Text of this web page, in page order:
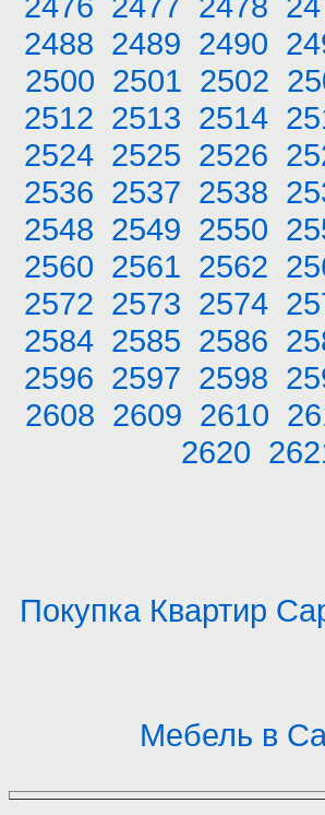
2488 2489 2490
2500 2501 2502
2512 2513 2514
2524 2525 2526
2536 2537 2538
2548 2549 2550
2560 2561 2562
2572 2573 2574
2584 2585 2586
2596 2597 2598
2608 2609 2610
2620
Покупка Квартир
Мебель в